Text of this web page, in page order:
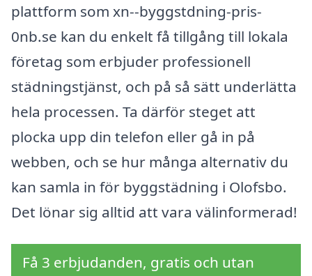
plattform som xn--byggstdning-pris-
0nb.se kan du enkelt få tillgång till lokala
företag som erbjuder professionell
städningstjänst, och på så sätt underlätta
hela processen. Ta därför steget att
plocka upp din telefon eller gå in på
webben, och se hur många alternativ du
kan samla in för byggstädning i Olofsbo.
Det lönar sig alltid att vara välinformerad!
Få 3 erbjudanden, gratis och utan